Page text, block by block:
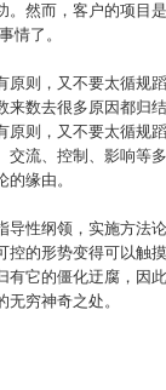
。然而，客户的项目
情了。
原则，又不要太循规
来数去很多原因都归
原则，又不要太循规
交流、控制、影响等
缘由。
导性纲领，实施方法
控的形势变得可以触
有它的僵化迂腐，因
穷神奇之处。